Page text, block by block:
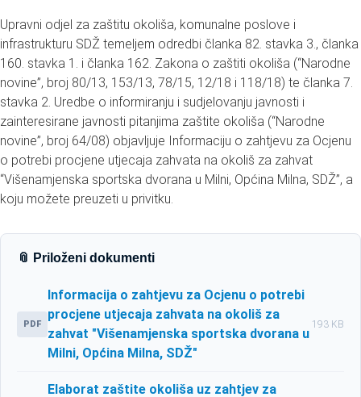
Upravni odjel za zaštitu okoliša, komunalne poslove i
infrastrukturu SDŽ temeljem odredbi članka 82. stavka 3., članka
160. stavka 1. i članka 162. Zakona o zaštiti okoliša (“Narodne
novine”, broj 80/13, 153/13, 78/15, 12/18 i 118/18) te članka 7.
stavka 2. Uredbe o informiranju i sudjelovanju javnosti i
zainteresirane javnosti pitanjima zaštite okoliša (“Narodne
novine”, broj 64/08) objavljuje Informaciju o zahtjevu za Ocjenu
o potrebi procjene utjecaja zahvata na okoliš za zahvat
“Višenamjenska sportska dvorana u Milni, Općina Milna, SDŽ”, a
koju možete preuzeti u privitku.
📎 Priloženi dokumenti
PDF
Informacija o zahtjevu za Ocjenu o potrebi
procjene utjecaja zahvata na okoliš za
zahvat "Višenamjenska sportska dvorana u
Milni, Općina Milna, SDŽ"
193 KB
Elaborat zaštite okoliša uz zahtjev za